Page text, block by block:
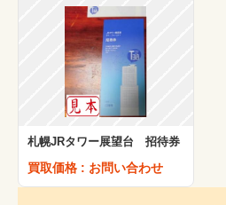
札幌JRタワー展望台 招待券
買取価格 : お問い合わせ